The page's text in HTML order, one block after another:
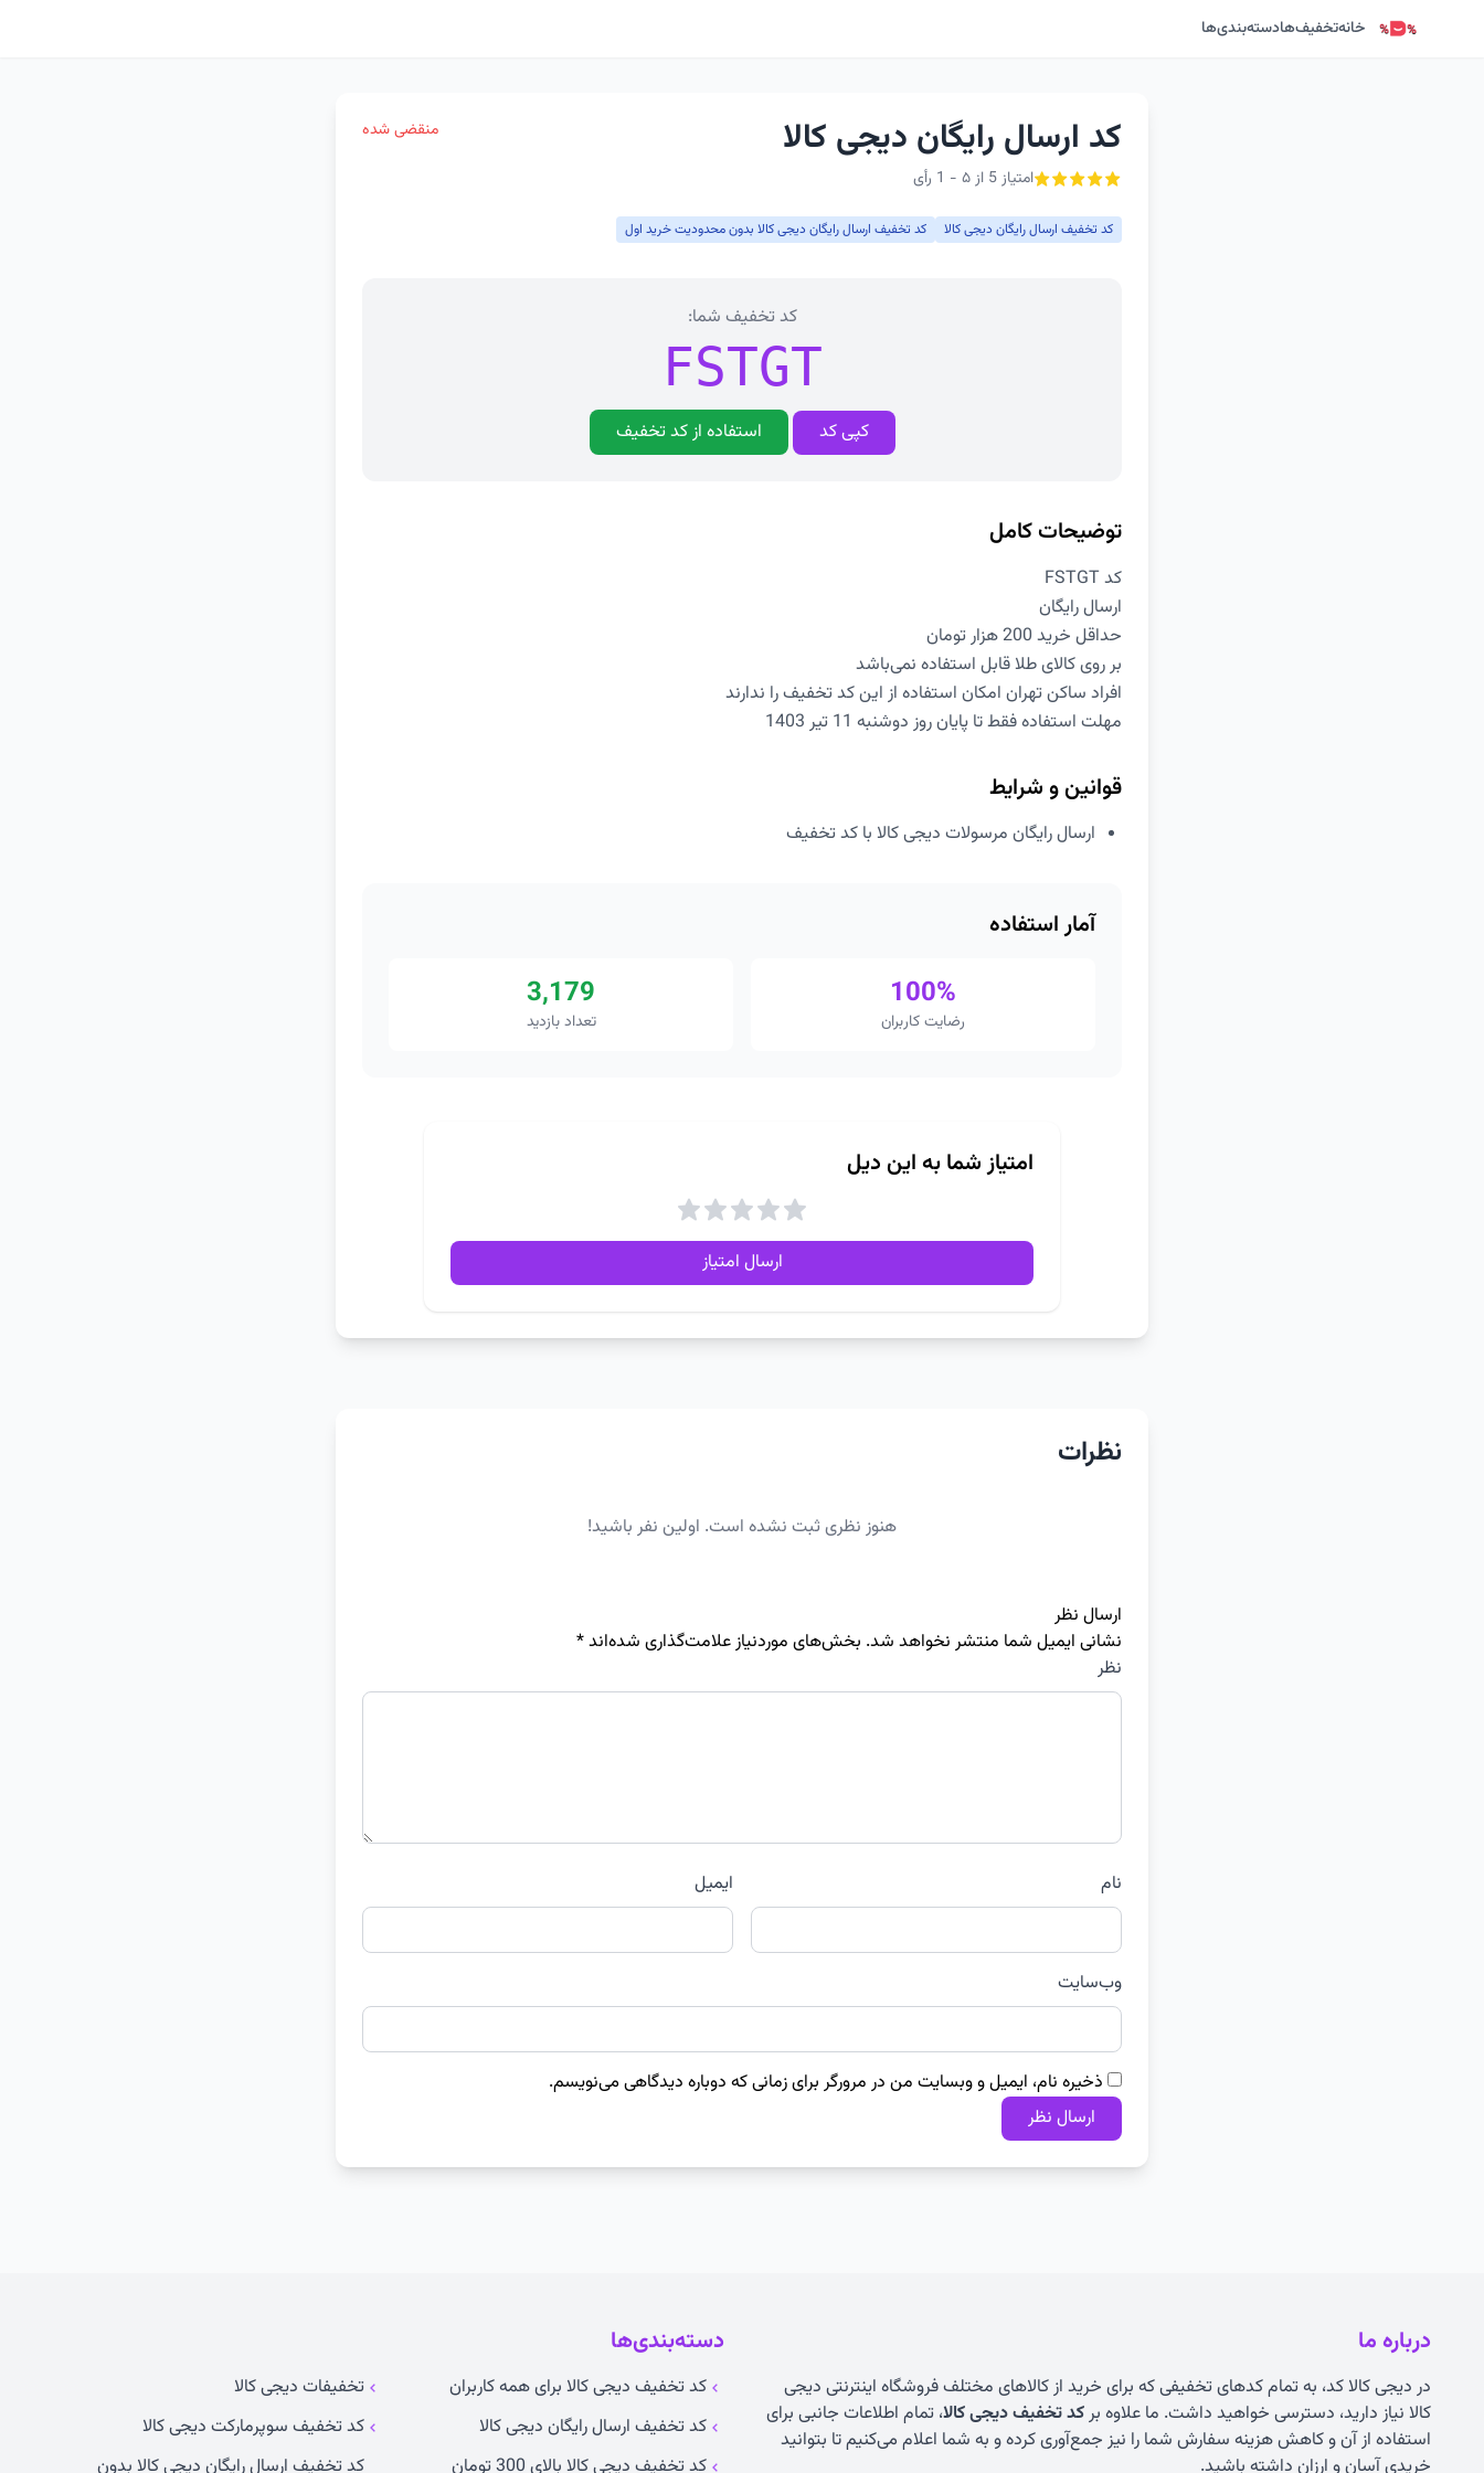
خانهتخفیف‌هادسته‌بندی‌ها
کد ارسال رایگان دیجی کالا
امتیاز 5 از ۵ - 1 رأی
منقضی شده
کد تخفیف ارسال رایگان دیجی کالا کد تخفیف ارسال رایگان دیجی کالا بدون محدودیت خرید اول
کد تخفیف شما:
FSTGT
کپی کد استفاده از کد تخفیف
توضیحات کامل
کد FSTGT
ارسال رایگان
حداقل خرید 200 هزار تومان
بر روی کالای طلا قابل استفاده نمی‌باشد
افراد ساکن تهران امکان استفاده از این کد تخفیف را ندارند
مهلت استفاده فقط تا پایان روز دوشنبه 11 تیر 1403
قوانین و شرایط
ارسال رایگان مرسولات دیجی کالا با کد تخفیف
آمار استفاده
100%
رضایت کاربران
3,179
تعداد بازدید
امتیاز شما به این دیل
ارسال امتیاز
نظرات
هنوز نظری ثبت نشده است. اولین نفر باشید!
ارسال نظر
نشانی ایمیل شما منتشر نخواهد شد. بخش‌های موردنیاز علامت‌گذاری شده‌اند*
نظر
نام ایمیل
وب‌سایت
ذخیره نام، ایمیل و وبسایت من در مرورگر برای زمانی که دوباره دیدگاهی می‌نویسم.
درباره ما
در دیجی کالا کد، به تمام کدهای تخفیفی که برای خرید از کالاهای مختلف فروشگاه اینترنتی دیجی
کالا نیاز دارید، دسترسی خواهید داشت. ما علاوه برکد تخفیف دیجی کالا، تمام اطلاعات جانبی برای
استفاده از آن و کاهش هزینه سفارش شما را نیز جمع‌آوری کرده و به شما اعلام می‌کنیم تا بتوانید
خریدی آسان و ارزان داشته باشید.
دسته‌بندی‌ها
کد تخفیف دیجی کالا برای همه کاربران
تخفیفات دیجی کالا
کد تخفیف ارسال رایگان دیجی کالا
کد تخفیف سوپرمارکت دیجی کالا
کد تخفیف دیجی کالا بالای 300 تومان
کد تخفیف ارسال رایگان دیجی کالا بدون